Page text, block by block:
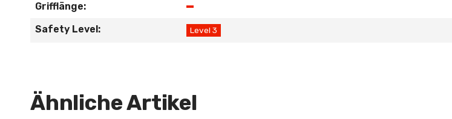
Grifflänge:
Safety Level:
Level 3
Ähnliche Artikel